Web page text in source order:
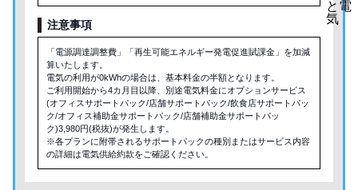
注意事項
「電源調達調整費」「再生可能エネルギー発電促進賦課金」を加減
算いたします。
電気の利用が0kWhの場合は、基本料金の半額となります。
ご利用開始から4カ月目以降、別途電気料金にオプションサービス
(オフィスサポートパック/店舗サポートパック/飲食店サポートパッ
ク/オフィス補助金サポートパック/店舗補助金サポートパッ
ク)3,980円(税抜)が発生します。
※各プランに附帯されるサポートパックの種別またはサービス内容
の詳細は電気供給約款をご確認ください。